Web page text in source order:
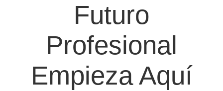
Futuro
Profesional
Empieza Aquí